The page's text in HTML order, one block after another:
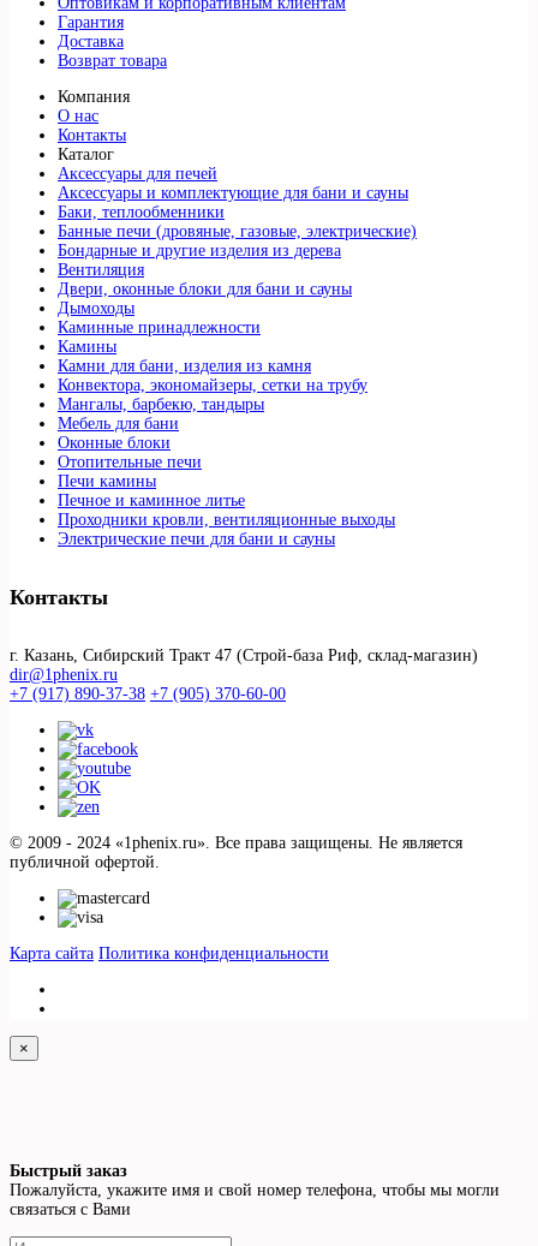
Гарантия
Доставка
Возврат товара
Компания
О нас
Контакты
Каталог
Аксессуары для печей
Аксессуары и комплектующие для бани и сауны
Баки, теплообменники
Банные печи (дровяные, газовые, электрические)
Бондарные и другие изделия из дерева
Вентиляция
Двери, оконные блоки для бани и сауны
Дымоходы
Каминные принадлежности
Камины
Камни для бани, изделия из камня
Конвектора, экономайзеры, сетки на трубу
Мангалы, барбекю, тандыры
Мебель для бани
Оконные блоки
Отопительные печи
Печи камины
Печное и каминное литье
Проходники кровли, вeнтиляционные выходы
Электрические печи для бани и сауны
Контакты
г. Казань, Сибирский Тракт 47 (Строй-база Риф, склад-магазин)
dir@1phenix.ru
+7 (917) 890-37-38 +7 (905) 370-60-00
© 2009 - 2024 «1phenix.ru». Все права защищены. Не является
публичной офертой.
Карта сайта Политика конфиденциальности
×
Быстрый заказ
Пожалуйста, укажите имя и свой номер телефона, чтобы мы могли
связаться с Вами